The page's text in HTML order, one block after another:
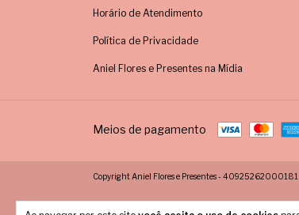
Horário de Atendimento
Política de Privacidade
Aniel Flores e Presentes na Mídia
Meios de pagamento
Copyright Aniel Flores e Presentes - 40925262000181 -